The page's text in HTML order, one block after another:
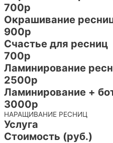
700р
Окрашивание
900р
Счастье для ресниц
700р
Ламинирование
2500р
Ламинирование +
3000р
НАРАЩИВАНИЕ РЕСНИЦ
Услуга
Стоимость (руб.)